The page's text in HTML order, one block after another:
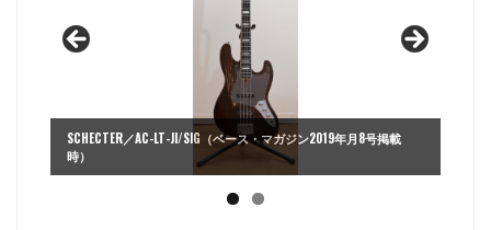
SCHECTER／AC-LT-JI/SIG（ベース・マガジン2019年月8号掲載
時）